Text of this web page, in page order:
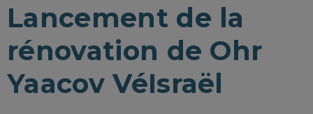
Lancement de la
rénovation de Ohr
Yaacov VéIsraël